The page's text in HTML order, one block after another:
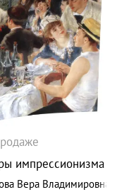
импрессионизма
Вера Владимировна